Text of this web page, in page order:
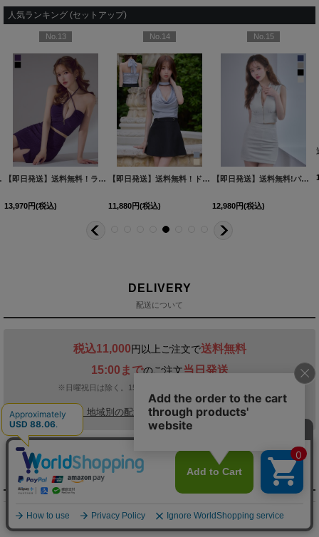
人気ランキング (セットアップ)
[6022YNdzwvJS-260722-1]
260115-1] [5788YNdzcvBF-260306-1]
[5277YNdzcv-
No.15
【即日発送】送料無料!パール襟フロントジップセットアップタイトミニドレス/キャバドレス【XS-XLサイズ/ 4カラー】[OF01] 【SB】dzwIA
円(税込)
No.16
送料無料！ビジュー/セットアップ/ラメ生地/ストレッチ/チェーン/キャミソール/サイドシアー/ミニドレス/キャバドレス【XS-Mサイズ/3カラー】[OF03]【YN】dzwsCA
12,980円(税込)
No.17
送料無料！刺繍/花柄/クロス紐/セットアップ/2ピース/タイト/フロントジップ/インナーパンツ/谷間見せ/ミニドレス/キャバドレス【XS-Mサイズ/1カラー】[OF03]【YN】dzcvJS
12,980円(税込)
DELIVERY
配送について
税込11,000円以上ご注文で送料無料
15:00までのご注文当日発送
※日曜祝日は除く。15時以降は翌営業日発送となります。
＞ 地域別の配達日数目安・詳細はこちら
MENU / GUIDE
メニュー・お買い物ガイド
商品を探す（カテゴリ・検索）